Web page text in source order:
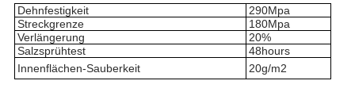
Dehnfestigkeit
290Mpa
Streckgrenze
180Mpa
Verlängerung
20%
Salzsprühtest
48hours
Innenflächen-Sauberkeit
20g/m2